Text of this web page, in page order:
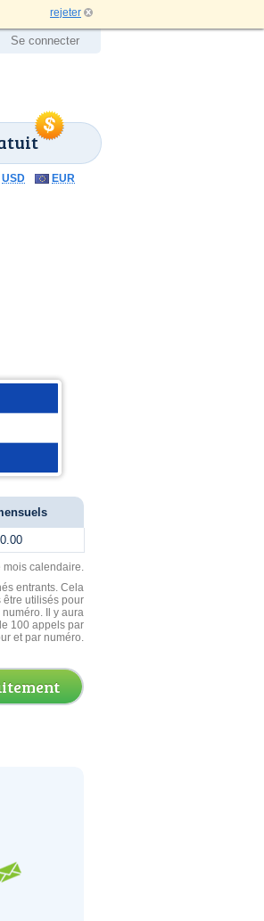
rejeter
Se connecter
USD EUR
mois calendaire.
entrants. Cela
être utilisés pour
Il y aura
100 appels par
et par numéro.